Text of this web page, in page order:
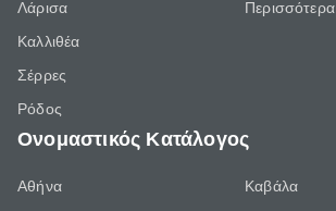
Λάρισα
Καλλιθέα
Σέρρες
Ρόδος
Περισσότερα
Ονομαστικός Κατάλογος
Αθήνα Καβάλα